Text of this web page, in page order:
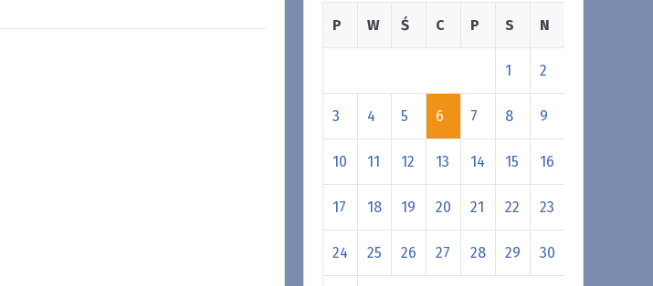
P W Ś C P S N
1 2
3 4 5 6 7 8 9
10 11 12 13 14 15 16
17 18 19 20 21 22 23
24 25 26 27 28 29 30